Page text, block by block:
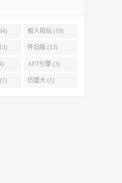
假人陪玩 (19)
怀旧版 (13)
AFT引擎 (3)
仿盛大 (1)